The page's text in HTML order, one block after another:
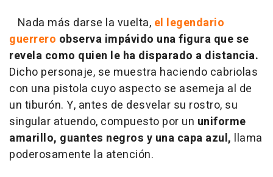
Nada más darse la vuelta, el legendario
guerrero observa impávido una figura que se
revela como quien le ha disparado a distancia.
Dicho personaje, se muestra haciendo cabriolas
con una pistola cuyo aspecto se asemeja al de
un tiburón. Y, antes de desvelar su rostro, su
singular atuendo, compuesto por un uniforme
amarillo, guantes negros y una capa azul, llama
poderosamente la atención.